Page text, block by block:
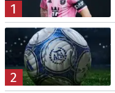
1
2